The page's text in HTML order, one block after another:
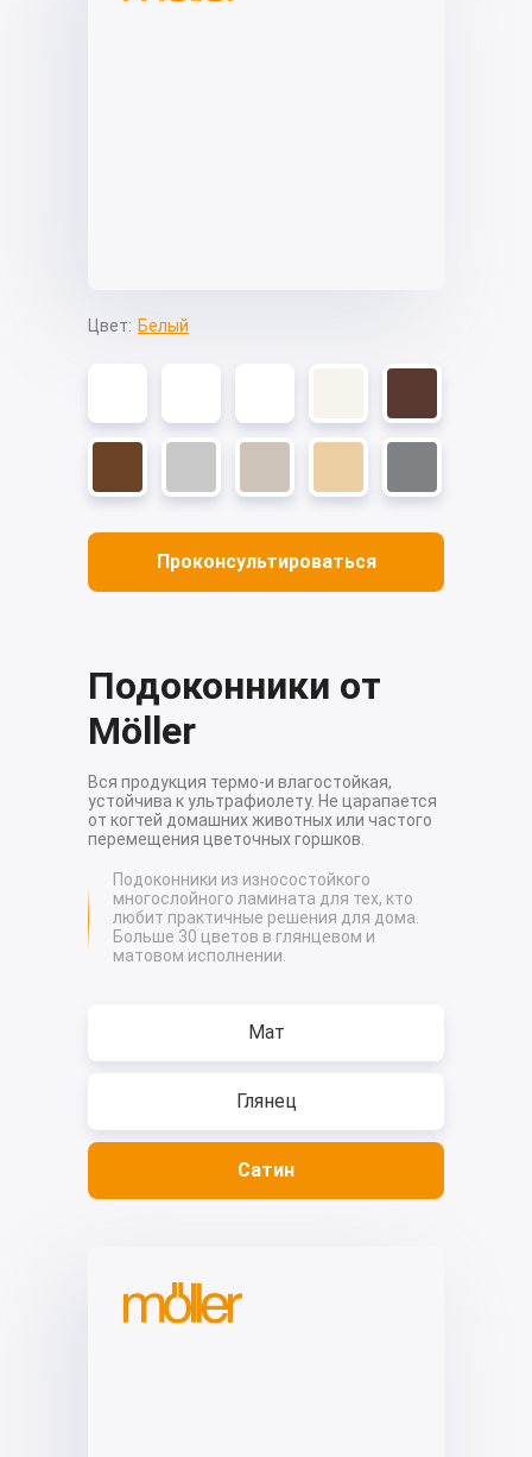
Цвет: Белый
Проконсультироваться
Мат
Глянец
Сатин
Подоконники от
Möller
Подоконники из износостойкого
многослойного ламината для тех, кто
любит практичные решения для дома.
Больше 30 цветов в глянцевом и
матовом исполнении.
Вся продукция термо-и влагостойкая,
устойчива к ультрафиолету. Не царапается
от когтей домашних животных или частого
перемещения цветочных горшков.
комплектацию?
Наши менеджеры помогут вам с выбором
проконсультируем вас бесплатно.
Ознакомиться с условиями
обработки персональных данных
Ознакомиться с политикой
righter30@mail.ru